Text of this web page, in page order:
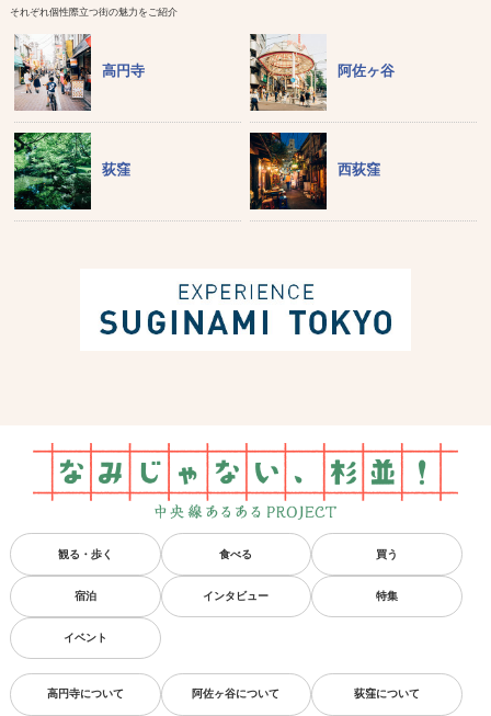
それぞれ個性際立つ街の魅力をご紹介
高円寺 阿佐ヶ谷
荻窪 西荻窪
観る・歩く 食べる 買う
宿泊 インタビュー 特集
イベント
高円寺について 阿佐ヶ谷について 荻窪について